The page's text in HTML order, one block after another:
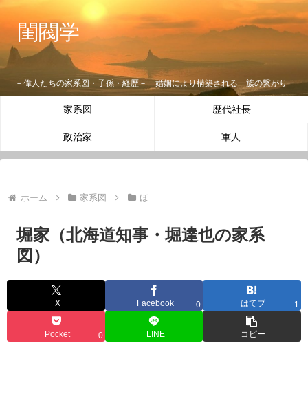
閨閥学
－偉人たちの家系図・子孫・経歴－ 婚姻により構築される一族の繋がり
家系図 歴代社長
政治家 軍人
ホーム 家系図 ほ
堀家（北海道知事・堀達也の家系
図）
X Facebook 0 はてブ 1
Pocket 0 LINE コピー